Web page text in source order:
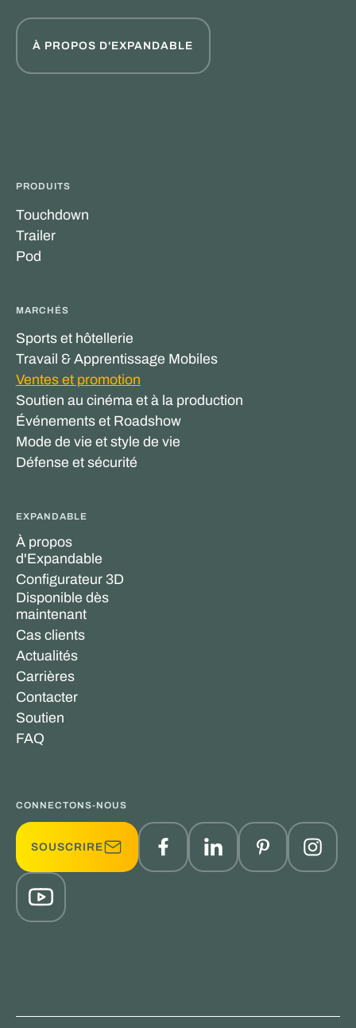
À PROPOS D'EXPANDABLE
PRODUITS
Touchdown
Trailer
Pod
MARCHÉS
Sports et hôtellerie
Travail & Apprentissage Mobiles
Ventes et promotion
Soutien au cinéma et à la production
Événements et Roadshow
Mode de vie et style de vie
Défense et sécurité
EXPANDABLE
À propos
d'Expandable
Configurateur 3D
Disponible dès
maintenant
Cas clients
Actualités
Carrières
Contacter
Soutien
FAQ
CONNECTONS-NOUS
SOUSCRIRE